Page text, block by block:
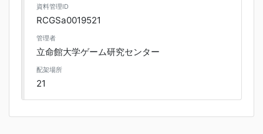
資料管理ID
RCGSa0019521
管理者
立命館大学ゲーム研究センター
配架場所
21